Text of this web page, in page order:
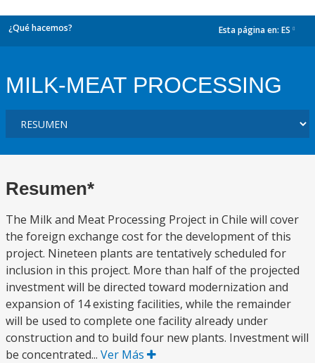
¿Qué hacemos? Esta página en: ES
MILK-MEAT PROCESSING
Resumen*
The Milk and Meat Processing Project in Chile will cover
the foreign exchange cost for the development of this
project. Nineteen plants are tentatively scheduled for
inclusion in this project. More than half of the projected
investment will be directed toward modernization and
expansion of 14 existing facilities, while the remainder
will be used to complete one facility already under
construction and to build four new plants. Investment will
be concentrated... Ver Más